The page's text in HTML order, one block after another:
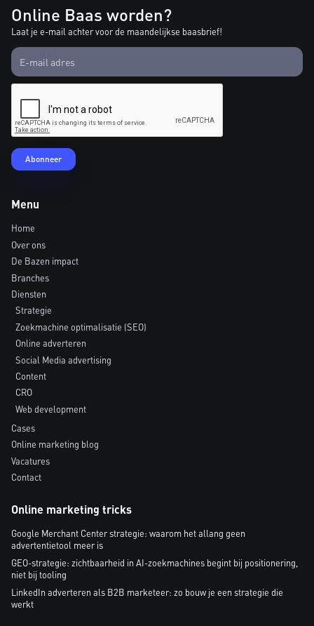
Online Baas worden?
Laat je e-mail achter voor de maandelijkse baasbrief!
Menu
Home
Over ons
De Bazen impact
Branches
Diensten
Strategie
Zoekmachine optimalisatie (SEO)
Online adverteren
Social Media advertising
Content
CRO
Web development
Cases
Online marketing blog
Vacatures
Contact
Online marketing tricks
Google Merchant Center strategie: waarom het allang geen
advertentietool meer is
GEO-strategie: zichtbaarheid in AI-zoekmachines begint bij positionering,
niet bij tooling
LinkedIn adverteren als B2B marketeer: zo bouw je een strategie die
werkt